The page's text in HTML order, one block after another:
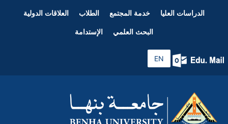
الدراسات العليا خدمة المجتمع الطلاب العلاقات الدولية
البحث العلمي الإستدامة
EN